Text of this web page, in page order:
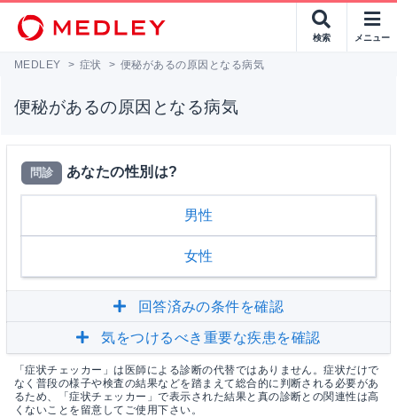
検索 メニュー
MEDLEY > 症状 > 便秘があるの原因となる病気
便秘があるの原因となる病気
問診 あなたの性別は?
男性
女性
回答済みの条件を確認
気をつけるべき重要な疾患を確認
「症状チェッカー」は医師による診断の代替ではありません。症状だけで
なく普段の様子や検査の結果などを踏まえて総合的に判断される必要があ
るため、「症状チェッカー」で表示された結果と真の診断との関連性は高
くないことを留意してご使用下さい。